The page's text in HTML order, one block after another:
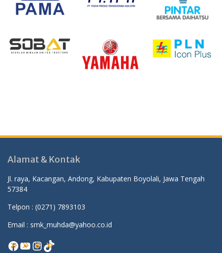
Alamat & Kontak
Jl. raya, Kacangan, Andong, Kabupaten Boyolali, Jawa Tengah
57384
Telpon : (0271) 7893103
Email : smk_muhda@yahoo.co.id
Facebook
YouTube
Instagram
TikTok